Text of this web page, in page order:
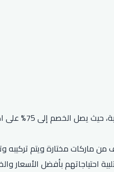
احتياجاتهم بأفضل الأسعار